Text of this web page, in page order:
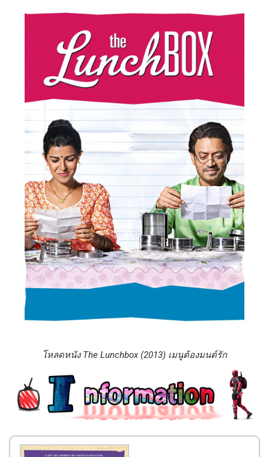
โหลดหนัง The Lunchbox (2013) เมนูต้องมนต์รัก